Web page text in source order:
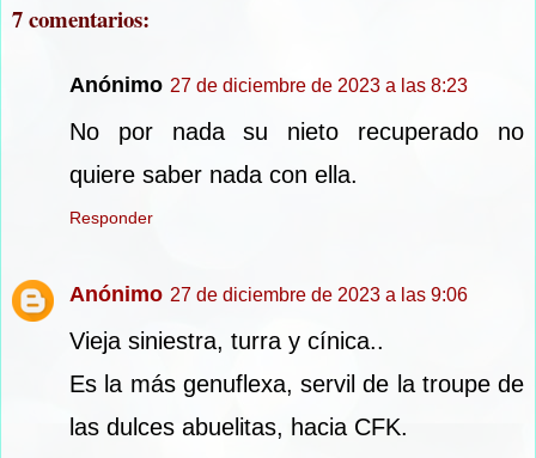
7 comentarios:
Anónimo 27 de diciembre de 2023 a las 8:23
No por nada su nieto recuperado no
quiere saber nada con ella.
Responder
Anónimo 27 de diciembre de 2023 a las 9:06
Vieja siniestra, turra y cínica..
Es la más genuflexa, servil de la troupe de
las dulces abuelitas, hacia CFK.